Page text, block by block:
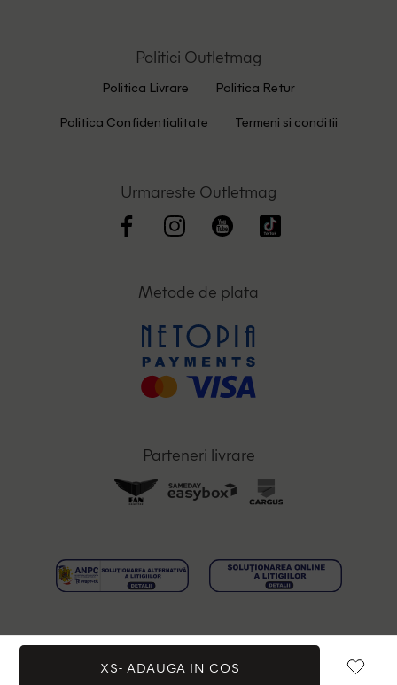
XS- ADAUGA IN COS
Politici Outletmag
Politica Livrare Politica Retur
Politica Confidentialitate Termeni si conditii
Urmareste Outletmag
Metode de plata
Parteneri livrare
Toate drepturile rezervate © 2026 OutletMag